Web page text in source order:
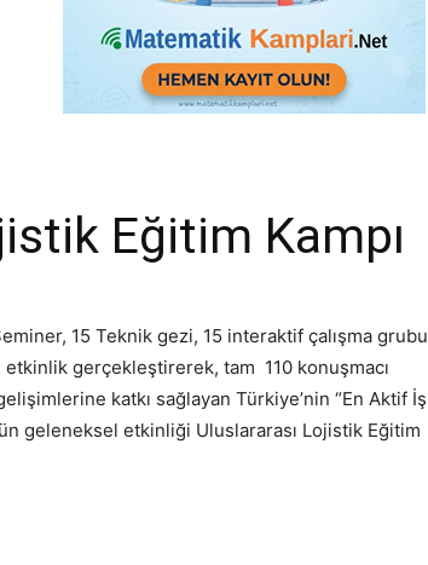
Eğitim Kampı
15 Teknik gezi, 15 interaktif çalışma grubu
gerçekleştirerek, tam 110 konuşmacı
katkı sağlayan Türkiye’nin “En Aktif İş
geleneksel etkinliği Uluslararası Lojistik Eğitim